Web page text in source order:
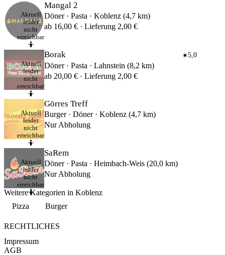
Mangal 2
Döner · Pasta · Koblenz (4,7 km)
ab 16,00 € · Lieferung 2,00 €
Aktuell
leider
nicht
erreichbar
🤷
Borak ★5,0
Döner · Pasta · Lahnstein (8,2 km)
ab 20,00 € · Lieferung 2,00 €
Aktuell
leider
nicht
erreichbar
🤷
Görres Treff
Burger · Döner · Koblenz (4,7 km)
Nur Abholung
Aktuell
leider
nicht
erreichbar
🤷
SaRem
Döner · Pasta · Heimbach-Weis (20,0 km)
Nur Abholung
Aktuell
leider
nicht
erreichbar
🤷
Weitere Kategorien in Koblenz
Pizza
Burger
RECHTLICHES
Impressum
AGB